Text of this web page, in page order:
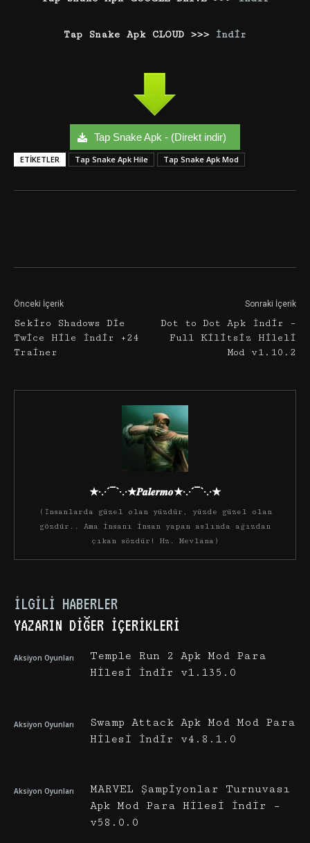
Tap Snake Apk CLOUD >>> İndir
Tap Snake Apk - (Direkt indir)
ETIKETLER Tap Snake Apk Hile Tap Snake Apk Mod
Önceki İçerik
Sekiro Shadows Die
Twice Hile İndir +24
Trainer
Sonraki İçerik
Dot to Dot Apk İndir –
Full Kilitsiz Hileli
Mod v1.10.2
★·.·´¯`·.·★𝑷𝒂𝒍𝒆𝒓𝒎𝒐★·.·´¯`·.·★
(İnsanlarda güzel olan yüzdür, yüzde güzel olan
gözdür.. Ama insanı insan yapan aslında ağızdan
çıkan sözdür! Hz. Mevlana)
İLGILI HABERLER
YAZARIN DIĞER İÇERIKLERI
Aksiyon Oyunları
Temple Run 2 Apk Mod Para
Hilesi İndir v1.135.0
Aksiyon Oyunları
Swamp Attack Apk Mod Mod Para
Hilesi İndir v4.8.1.0
Aksiyon Oyunları
MARVEL Şampiyonlar Turnuvası
Apk Mod Para Hilesi İndir –
v58.0.0